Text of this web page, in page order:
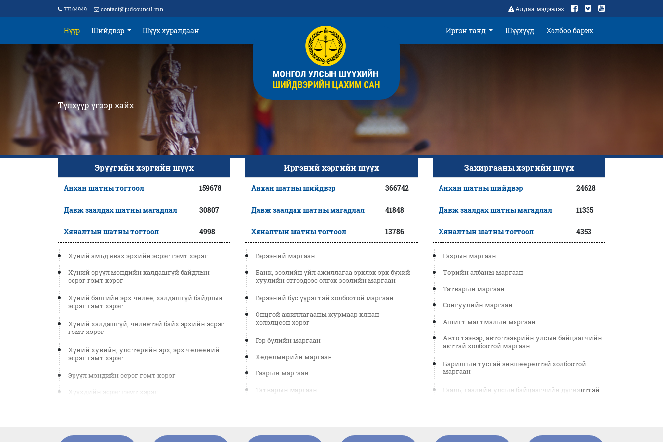
77104949 contact@judcouncil.mn Алдаа мэдээлэх
Нүүр Шийдвэр Шүүх хуралдаан Холбоо барих
Шүүхүүд
Иргэн танд
Түлхүүр үгээр хайх
Эрүүгийн хэргийн шүүх
Анхан шатны тогтоол 159678
Давж заалдах шатны магадлал 30807
Хяналтын шатны тогтоол 4998
Хүний амьд явах эрхийн эсрэг гэмт хэрэг
Хүний эрүүл мэндийн халдашгүй байдлын
эсрэг гэмт хэрэг
Хүний бэлгийн эрх чөлөө, халдашгүй байдлын
эсрэг гэмт хэрэг
Хүний халдашгүй, чөлөөтэй байх эрхийн эсрэг
гэмт хэрэг
Хүний хувийн, улс төрийн эрх, эрх чөлөөний
эсрэг гэмт хэрэг
Эрүүл мэндийн эсрэг гэмт хэрэг
Хүүхдийн эсрэг гэмт хэрэг
Иргэний хэргийн шүүх
Анхан шатны шийдвэр 366742
Давж заалдах шатны магадлал 41848
Хяналтын шатны тогтоол 13786
Гэрээний маргаан
Банк, зээлийн үйл ажиллагаа эрхлэх эрх бүхий
хуулийн этгээдээс олгох зээлийн маргаан
Гэрээний бус үүрэгтэй холбоотой маргаан
Онцгой ажиллагааны журмаар хянан
хэлэлцсэн хэрэг
Гэр бүлийн маргаан
Хөдөлмөрийн маргаан
Газрын маргаан
Татварын маргаан
Нийгмийн даатгалтай холбоотой маргаан
Захиргааны хэргийн шүүх
Анхан шатны шийдвэр 24628
Давж заалдах шатны магадлал 11335
Хяналтын шатны тогтоол 4353
Газрын маргаан
Төрийн албаны маргаан
Татварын маргаан
Сонгуулийн маргаан
Ашигт малтмалын маргаан
Авто тээвэр, авто тээврийн улсын байцаагчийн
акттай холбоотой маргаан
Барилгын тусгай зөвшөөрөлтэй холбоотой
маргаан
Гааль, гаалийн улсын байцаагчийн дүгнэлттэй